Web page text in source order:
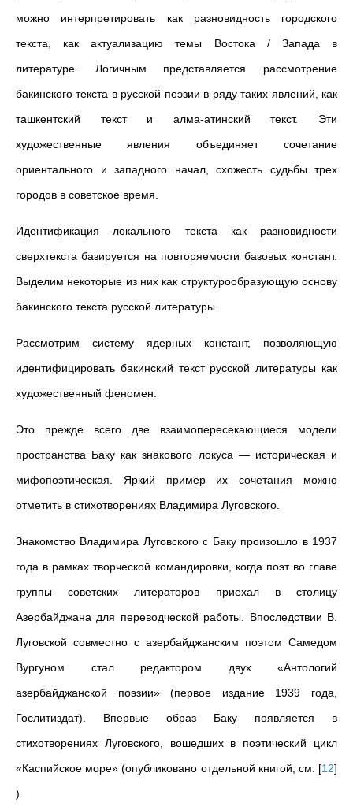
можно интерпретировать как разновидность городского
текста, как актуализацию темы Востока / Запада в
литературе. Логичным представляется рассмотрение
бакинского текста в русской поэзии в ряду таких явлений, как
ташкентский текст и алма-атинский текст. Эти
художественные явления объединяет сочетание
ориентального и западного начал, схожесть судьбы трех
городов в советское время.
Идентификация локального текста как разновидности
сверхтекста базируется на повторяемости базовых констант.
Выделим некоторые из них как структурообразующую основу
бакинского текста русской литературы.
Рассмотрим систему ядерных констант, позволяющую
идентифицировать бакинский текст русской литературы как
художественный феномен.
Это прежде всего две взаимопересекающиеся модели
пространства Баку как знакового локуса — историческая и
мифопоэтическая. Яркий пример их сочетания можно
отметить в стихотворениях Владимира Луговского.
Знакомство Владимира Луговского с Баку произошло в 1937
года в рамках творческой командировки, когда поэт во главе
группы советских литераторов приехал в столицу
Азербайджана для переводческой работы.
Впоследствии В.
Луговской совместно с азербайджанским поэтом Самедом
Вургуном стал редактором двух «Антологий
азербайджанской поэзии» (первое издание 1939 года,
Гослитиздат). Впервые
образ Баку появляется в
стихотворениях Луговского, вошедших в поэтический цикл
«Каспийское море» (опубликовано отдельной книгой, см. [12]
).